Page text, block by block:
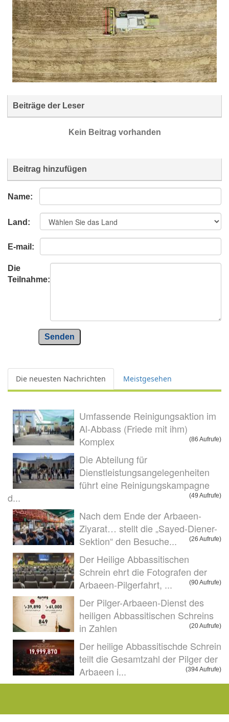
Beiträge der Leser
Kein Beitrag vorhanden
Beitrag hinzufügen
Name:
Land:
E-mail:
Die
Teilnahme:
Senden
Die neuesten Nachrichten Meistgesehen
Umfassende Reinigungsaktion im
Al-Abbass (Friede mit ihm)
Komplex
(86 Aufrufe)
Die Abteilung für
Dienstleistungsangelegenheiten
führt eine Reinigungskampagne
d...
(49 Aufrufe)
Nach dem Ende der Arbaeen-
Ziyarat… stellt die „Sayed-Diener-
Sektion“ den Besuche...
(26 Aufrufe)
Der Heilige Abbassitischen
Schrein ehrt die Fotografen der
Arbaeen-Pilgerfahrt, ...
(90 Aufrufe)
Der Pilger-Arbaeen-Dienst des
heiligen Abbassitischen Schreins
in Zahlen
(20 Aufrufe)
Der heilige Abbassitischde Schrein
teilt die Gesamtzahl der Pilger der
Arbaeen i...
(394 Aufrufe)